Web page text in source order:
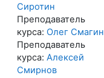
Сиротин
Преподаватель
курса: Олег Смагин
Преподаватель
курса: Алексей
Смирнов